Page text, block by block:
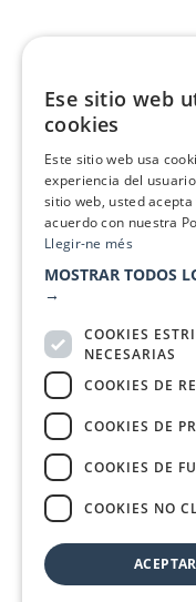
Ese sitio web
cookies
Este sitio web usa
experiencia del
sitio web, usted
acuerdo con nuestra
Llegir-ne més
MOSTRAR TODOS
→
COOKIES
NECESARIAS
COOKIES DE
COOKIES DE
COOKIES DE
COOKIES NO